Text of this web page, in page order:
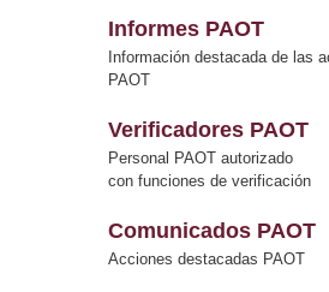
Informes PAOT
Información destacada de las
PAOT
Verificadores PAOT
Personal PAOT autorizado
con funciones de verificación
Comunicados PAOT
Acciones destacadas PAOT